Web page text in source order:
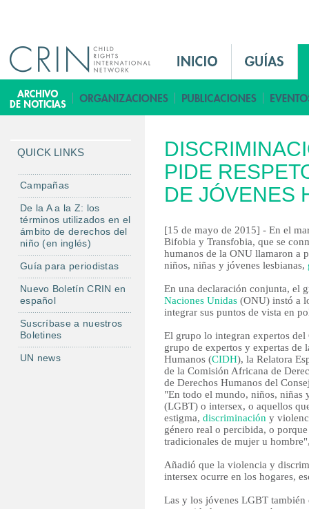
i
n
e
n
u
E
B
i
PIDE
DE JÓVENES
[15 de mayo de 2015] - En el
Bifobia y Transfobia, que se
humanos de la ONU llamaron a
niños, niñas y jóvenes lesbianas,
En una declaración conjunta, el
Naciones Unidas (ONU) instó a
integrar sus puntos de vista en
El grupo lo integran expertos
grupo de expertos y expertas de
Humanos (CIDH), la Relatora
de la Comisión Africana de
de Derechos Humanos del
"En todo el mundo, niños, niñas
(LGBT) o intersex, o aquellos
estigma, discriminación y
género real o percibida, o
tradicionales de mujer u
Añadió que la violencia y
intersex ocurre en los hogares,
Las y los jóvenes LGBT
QUICK LINKS
Campañas
De la A a la Z: los
términos utilizados en el
ámbito de derechos del
niño (en inglés)
Guía para periodistas
Nuevo Boletín CRIN en
español
Suscríbase a nuestros
Boletines
UN news